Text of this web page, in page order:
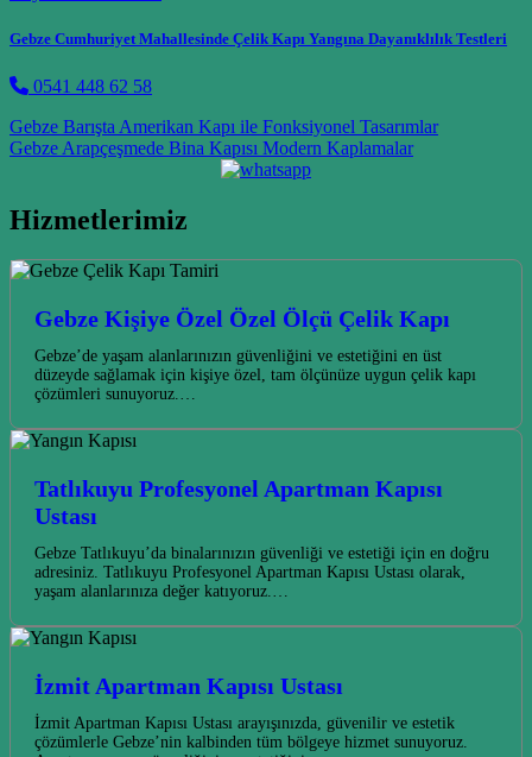
Gebze Cumhuriyet Mahallesinde Çelik Kapı Yangına Dayanıklılık Testleri
0541 448 62 58
Post navigation
Gebze Barışta Amerikan Kapı ile Fonksiyonel Tasarımlar
Gebze Arapçeşmede Bina Kapısı Modern Kaplamalar
Hizmetlerimiz
Gebze Kişiye Özel Özel Ölçü Çelik Kapı
Gebze’de yaşam alanlarınızın güvenliğini ve estetiğini en üst
düzeyde sağlamak için kişiye özel, tam ölçünüze uygun çelik kapı
çözümleri sunuyoruz.…
Tatlıkuyu Profesyonel Apartman Kapısı
Ustası
Gebze Tatlıkuyu’da binalarınızın güvenliği ve estetiği için en doğru
adresiniz. Tatlıkuyu Profesyonel Apartman Kapısı Ustası olarak,
yaşam alanlarınıza değer katıyoruz.…
İzmit Apartman Kapısı Ustası
İzmit Apartman Kapısı Ustası arayışınızda, güvenilir ve estetik
çözümlerle Gebze’nin kalbinden tüm bölgeye hizmet sunuyoruz.